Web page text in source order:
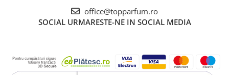
office@topparfum.ro
SOCIAL URMARESTE-NE IN SOCIAL MEDIA